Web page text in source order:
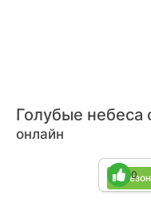
Голубые небеса
онлайн
1 сезон
0